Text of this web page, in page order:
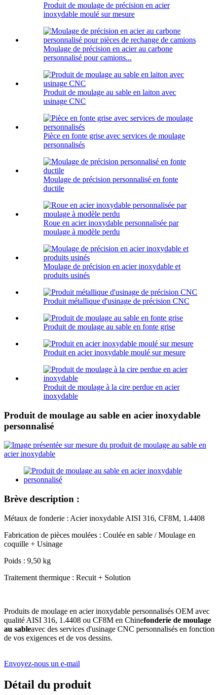
Produit de moulage de précision en acier
inoxydable moulé sur mesure
Moulage de précision en acier au carbone
personnalisé pour camions...
Produit de moulage au sable en laiton avec
usinage CNC
Pièce en fonte grise avec services de moulage
personnalisés
Moulage de précision personnalisé en fonte
ductile
Roue en acier inoxydable personnalisée par
moulage à modèle perdu
Moulage de précision en acier inoxydable et
produits usinés
Produit métallique d'usinage de précision CNC
Produit de moulage au sable en fonte grise
Produit en acier inoxydable moulé sur mesure
Produit de moulage à la cire perdue en acier
inoxydable
Produit de moulage au sable en acier inoxydable
personnalisé
Brève description :
Métaux de fonderie : Acier inoxydable AISI 316, CF8M, 1.4408
Fabrication de pièces moulées : Coulée en sable / Moulage en
coquille + Usinage
Poids : 9,50 kg
Traitement thermique : Recuit + Solution
Produits de moulage en acier inoxydable personnalisés OEM avec
qualité AISI 316, 1.4408 ou CF8M en Chinefonderie de moulage
au sableavec des services d'usinage CNC personnalisés en fonction
de vos exigences et de vos dessins.
Envoyez-nous un e-mail
Détail du produit